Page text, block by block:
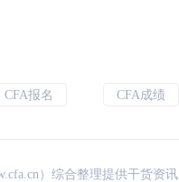
CFA报名 CFA成绩
）综合整理提供干货资